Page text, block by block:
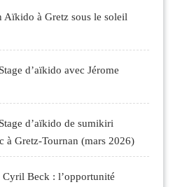
Aïkido à Gretz sous le soleil
d’aïkido avec Jérome
d’aïkido de sumikiri
à Gretz-Tournan (mars 2026)
Cyril Beck : l’opportunité